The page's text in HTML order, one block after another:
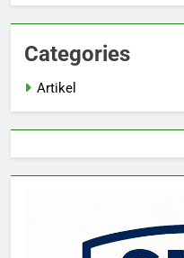
Categories
Artikel